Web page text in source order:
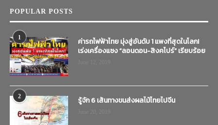
POPULAR POSTS
1
ค่ารถไฟฟ้าไทย มุ่งสู่อันดับ 1 แพงที่สุดในโลก!
เร่งเครื่องแซง “ลอนดอน-สิงคโปร์” เรียบร้อย
2 รู้จัก 6 เส้นทางขนส่งผลไม้ไทยไปจีน